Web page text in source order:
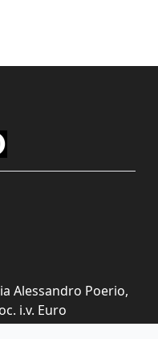
Alessandro Poerio,
i.v. Euro
REA VE-454332